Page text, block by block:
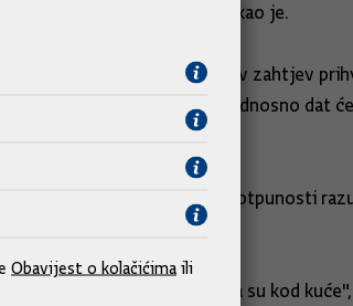
koji štite pješake", rekao je.
uživo i na pitanje je li njihov zahtjev
škola i učiteljima, odnosno dat
da ministarstvo u potpunosti
podnositi situaciju nego da su kod
Obavijest o kolačićima ili